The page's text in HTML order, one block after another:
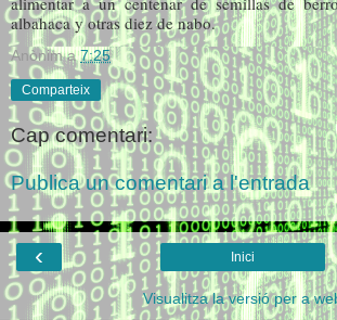
albahaca y otras diez de nabo.
Anònim a7:25
Comparteix
Cap comentari:
Publica un comentari a l'entrada
‹ Inici
Visualitza la versió per a